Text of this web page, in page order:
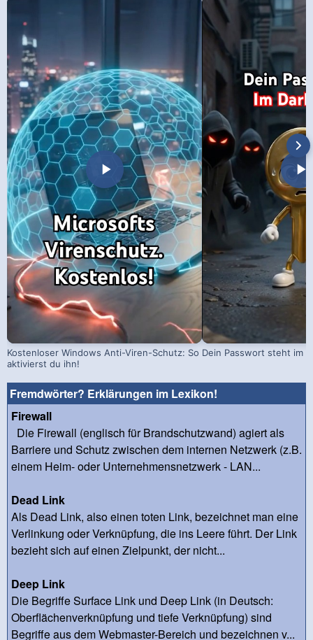
Kostenloser Windows Anti-Viren-Schutz: So
aktivierst du ihn!
Dein Passwort steht im
Fremdwörter? Erklärungen im Lexikon!
Firewall
Die Firewall (englisch für Brandschutzwand) agiert als
Barriere und Schutz zwischen dem internen Netzwerk (z.B.
einem Heim- oder Unternehmensnetzwerk - LAN...
Dead Link
Als Dead Link, also einen toten Link, bezeichnet man eine
Verlinkung oder Verknüpfung, die ins Leere führt. Der Link
bezieht sich auf einen Zielpunkt, der nicht...
Deep Link
Die Begriffe Surface Link und Deep Link (in Deutsch:
Oberflächenverknüpfung und tiefe Verknüpfung) sind
Begriffe aus dem Webmaster-Bereich und bezeichnen v...